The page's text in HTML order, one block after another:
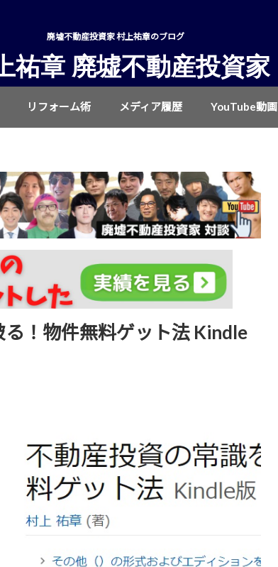
廃墟不動産投資家 村上祐章のブログ
祐章 廃墟不動産投資家
リフォーム術 メディア履歴 YouTube動画
！物件無料ゲット法 Kindle